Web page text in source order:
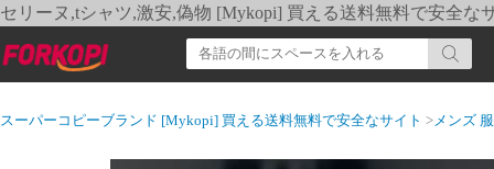
セリーヌ,tシャツ,激安,偽物 [Mykopi] 買える送料無料で安全な
スーパーコピーブランド [Mykopi] 買える送料無料で安全なサイト >メンズ 服